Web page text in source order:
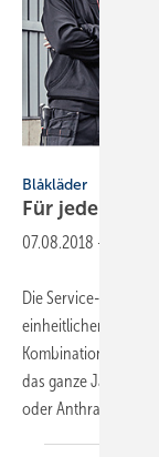
Blåkläder
Für jeden das
07.08.2018 -
Die Service-
einheitlichen Auftritt
das ganze Jahr. Die
oder Anthrazit sowie